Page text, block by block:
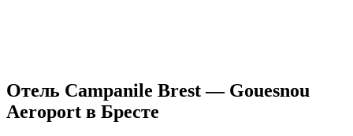
Отель Campanile Brest — Gouesnou
Aeroport в Бресте